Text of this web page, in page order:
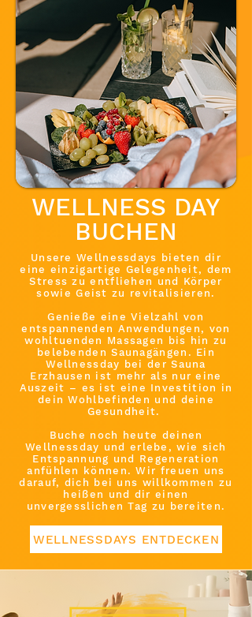
WELLNESS DAY
BUCHEN
Unsere Wellnessdays bieten dir
eine einzigartige Gelegenheit, dem
Stress zu entfliehen und Körper
sowie Geist zu revitalisieren.
Genieße eine Vielzahl von
entspannenden Anwendungen, von
wohltuenden Massagen bis hin zu
belebenden Saunagängen. Ein
Wellnessday bei der Sauna
Erzhausen ist mehr als nur eine
Auszeit – es ist eine Investition in
dein Wohlbefinden und deine
Gesundheit.
Buche noch heute deinen
Wellnessday und erlebe, wie sich
Entspannung und Regeneration
anfühlen können. Wir freuen uns
darauf, dich bei uns willkommen zu
heißen und dir einen
unvergesslichen Tag zu bereiten.
WELLNESSDAYS ENTDECKEN